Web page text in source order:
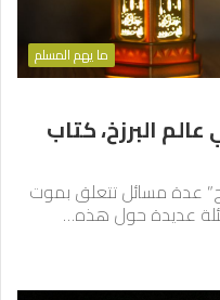
ما يهم المسلم
البرزخ، كتاب
عدة مسائل تتعلق بموت
عديدة حول هذه…